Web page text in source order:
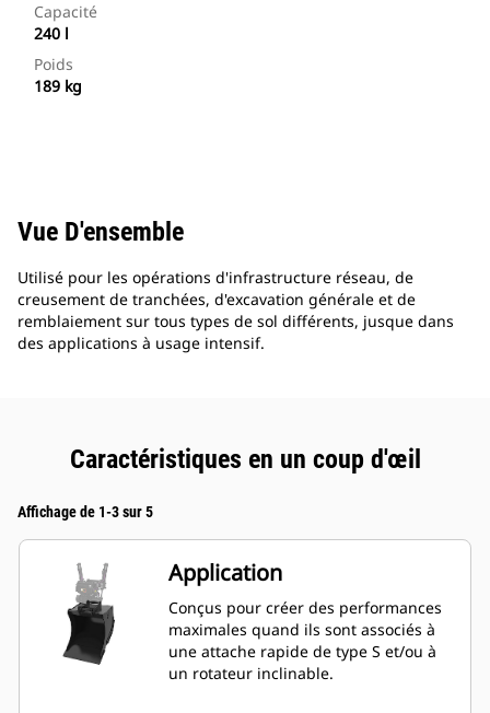
Capacité
240 l
Poids
189 kg
Vue D'ensemble
Utilisé pour les opérations d'infrastructure réseau, de
creusement de tranchées, d'excavation générale et de
remblaiement sur tous types de sol différents, jusque dans
des applications à usage intensif.
Caractéristiques en un coup d'œil
Affichage de 1-3 sur 5
Application
Conçus pour créer des performances
maximales quand ils sont associés à
une attache rapide de type S et/ou à
un rotateur inclinable.